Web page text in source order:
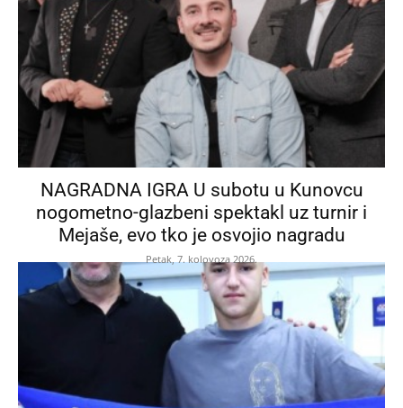
NAGRADNA IGRA U subotu u Kunovcu
nogometno-glazbeni spektakl uz turnir i
Mejaše, evo tko je osvojio nagradu
Petak, 7. kolovoza 2026.